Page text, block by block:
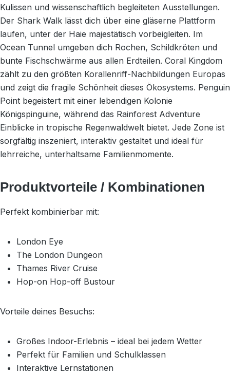
Kulissen und wissenschaftlich begleiteten Ausstellungen.
Der Shark Walk lässt dich über eine gläserne Plattform
laufen, unter der Haie majestätisch vorbeigleiten. Im
Ocean Tunnel umgeben dich Rochen, Schildkröten und
bunte Fischschwärme aus allen Erdteilen. Coral Kingdom
zählt zu den größten Korallenriff-Nachbildungen Europas
und zeigt die fragile Schönheit dieses Ökosystems. Penguin
Point begeistert mit einer lebendigen Kolonie
Königspinguine, während das Rainforest Adventure
Einblicke in tropische Regenwaldwelt bietet. Jede Zone ist
sorgfältig inszeniert, interaktiv gestaltet und ideal für
lehrreiche, unterhaltsame Familienmomente.
Produktvorteile / Kombinationen
Perfekt kombinierbar mit:
London Eye
The London Dungeon
Thames River Cruise
Hop-on Hop-off Bustour
Vorteile deines Besuchs:
Großes Indoor-Erlebnis – ideal bei jedem Wetter
Perfekt für Familien und Schulklassen
Interaktive Lernstationen